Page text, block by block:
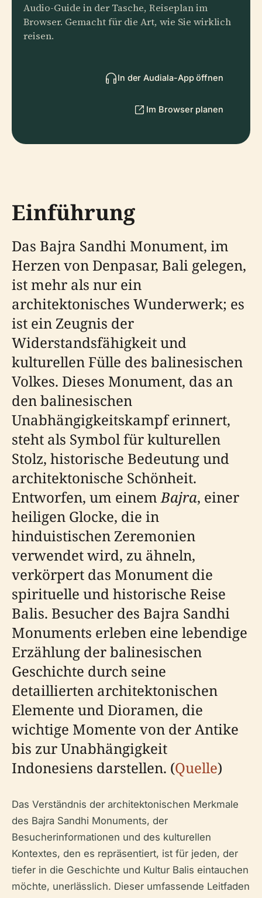
Audio-Guide in der Tasche, Reiseplan im
Browser. Gemacht für die Art, wie Sie wirklich
reisen.
In der Audiala-App öffnen
Im Browser planen
Einführung
Das Bajra Sandhi Monument, im
Herzen von Denpasar, Bali gelegen,
ist mehr als nur ein
architektonisches Wunderwerk; es
ist ein Zeugnis der
Widerstandsfähigkeit und
kulturellen Fülle des balinesischen
Volkes. Dieses Monument, das an
den balinesischen
Unabhängigkeitskampf erinnert,
steht als Symbol für kulturellen
Stolz, historische Bedeutung und
architektonische Schönheit.
Entworfen, um einemBajra, einer
heiligen Glocke, die in
hinduistischen Zeremonien
verwendet wird, zu ähneln,
verkörpert das Monument die
spirituelle und historische Reise
Balis. Besucher des Bajra Sandhi
Monuments erleben eine lebendige
Erzählung der balinesischen
Geschichte durch seine
detaillierten architektonischen
Elemente und Dioramen, die
wichtige Momente von der Antike
bis zur Unabhängigkeit
Indonesiens darstellen. (Quelle)
Das Verständnis der architektonischen Merkmale
des Bajra Sandhi Monuments, der
Besucherinformationen und des kulturellen
Kontextes, den es repräsentiert, ist für jeden, der
tiefer in die Geschichte und Kultur Balis eintauchen
möchte, unerlässlich. Dieser umfassende Leitfaden